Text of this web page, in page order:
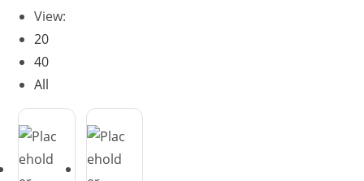
View:
20
40
All